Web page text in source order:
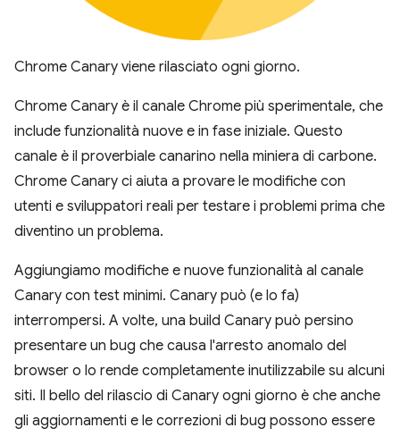
Chrome Canary viene rilasciato ogni giorno.
Chrome Canary è il canale Chrome più sperimentale, che
include funzionalità nuove e in fase iniziale. Questo
canale è il proverbiale canarino nella miniera di carbone.
Chrome Canary ci aiuta a provare le modifiche con
utenti e sviluppatori reali per testare i problemi prima che
diventino un problema.
Aggiungiamo modifiche e nuove funzionalità al canale
Canary con test minimi. Canary può (e lo fa)
interrompersi. A volte, una build Canary può persino
presentare un bug che causa l'arresto anomalo del
browser o lo rende completamente inutilizzabile su alcuni
siti. Il bello del rilascio di Canary ogni giorno è che anche
gli aggiornamenti e le correzioni di bug possono essere